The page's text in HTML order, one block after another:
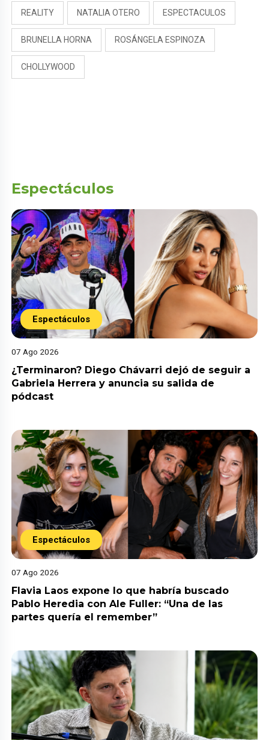
REALITY NATALIA OTERO ESPECTACULOS
BRUNELLA HORNA ROSÁNGELA ESPINOZA
CHOLLYWOOD
Espectáculos
Espectáculos
07 Ago 2026
¿Terminaron? Diego Chávarri dejó de seguir a
Gabriela Herrera y anuncia su salida de
pódcast
Espectáculos
07 Ago 2026
Flavia Laos expone lo que habría buscado
Pablo Heredia con Ale Fuller: “Una de las
partes quería el remember”